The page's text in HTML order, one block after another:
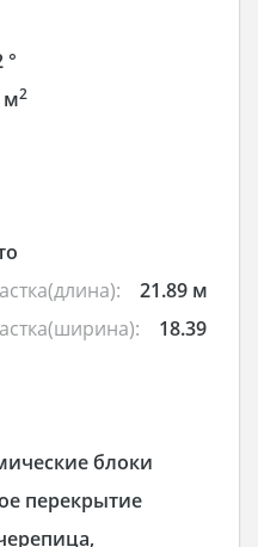
°
м2
21.89 м
18.39
блоки
перекрытие